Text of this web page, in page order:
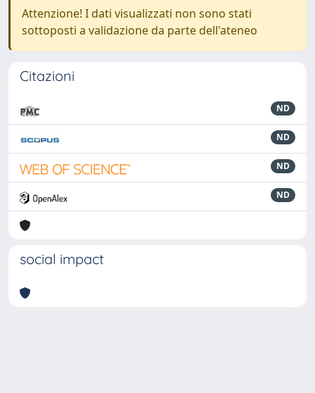
Attenzione! I dati visualizzati non sono stati
sottoposti a validazione da parte dell'ateneo
Citazioni
ND
ND
ND
ND
social impact